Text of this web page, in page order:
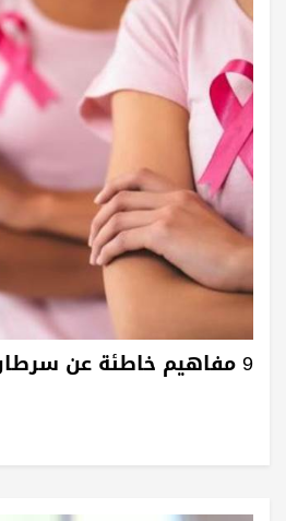
9 مفاهيم خاطئة عن سرطان الثدي